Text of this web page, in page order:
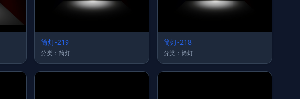
筒灯-219
分类：筒灯
筒灯-218
分类：筒灯